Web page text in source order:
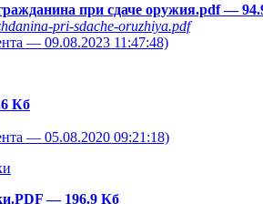
при сдаче оружия.pdf—
pri-sdache-oruzhiya.pdf
— 09.08.2023 11:47:48)
Кб
— 05.08.2020 09:21:18)
— 196.9 Кб